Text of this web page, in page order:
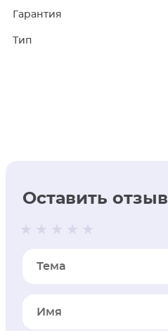
Гарантия
Тип
Оставить отзыв
Тема
Имя